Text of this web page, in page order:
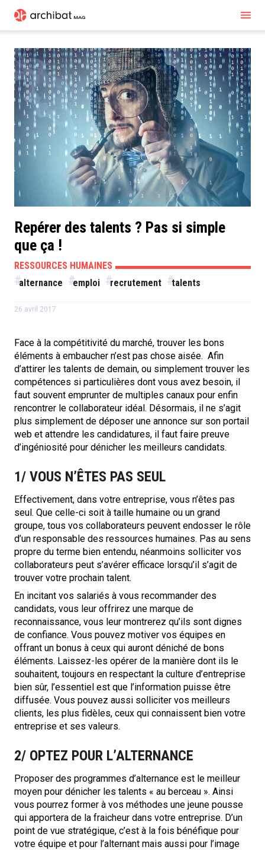
Repérer des talents ? Pas si simple
que ça !
RESSOURCES HUMAINES
alternance
emploi recrutement talents
26 avril 2017
Face à la compétitivité du marché, trouver les bons
éléments à embaucher n’est pas chose aisée. Afin
d’attirer les talents de demain, ou simplement trouver les
compétences si particulières dont vous avez besoin, il
faut souvent emprunter de multiples canaux pour enfin
rencontrer le collaborateur idéal. Désormais, il ne s’agit
plus simplement de déposer une annonce sur son portail
web et attendre les candidatures, il faut faire preuve
d’ingéniosité pour dénicher les meilleurs candidats.
1/ VOUS N’ÊTES PAS SEUL
Effectivement, dans votre entreprise, vous n’êtes pas
seul. Que celle-ci soit à taille humaine ou un grand
groupe, tous vos collaborateurs peuvent endosser le rôle
d’un responsable des ressources humaines. Pas au sens
propre du terme bien entendu, néanmoins solliciter vos
collaborateurs peut s’avérer efficace lorsqu’il s’agit de
trouver votre prochain talent.
En incitant vos salariés à vous recommander des
candidats, vous leur offrirez une marque de
reconnaissance, vous leur montrerez qu’ils sont dignes
de confiance. Vous pouvez motiver vos équipes en
offrant un bonus à ceux qui auront déniché de bons
éléments. Laissez-les opérer de la manière dont ils le
souhaitent, toujours en respectant la culture d’entreprise
bien sûr, l’essentiel est que l’information puisse être
diffusée. Vous pouvez aussi solliciter vos meilleurs
clients, les plus fidèles, ceux qui connaissent bien votre
entreprise et ses valeurs.
2/ OPTEZ POUR L’ALTERNANCE
Proposer des programmes d’alternance est le meilleur
moyen pour dénicher les talents « au berceau ». Ainsi
vous pourrez former à vos méthodes une jeune pousse
qui apportera de la fraicheur dans votre entreprise. D’un
point de vue stratégique, c’est à la fois bénéfique pour
votre équipe et pour l’alternant mais aussi pour l’image